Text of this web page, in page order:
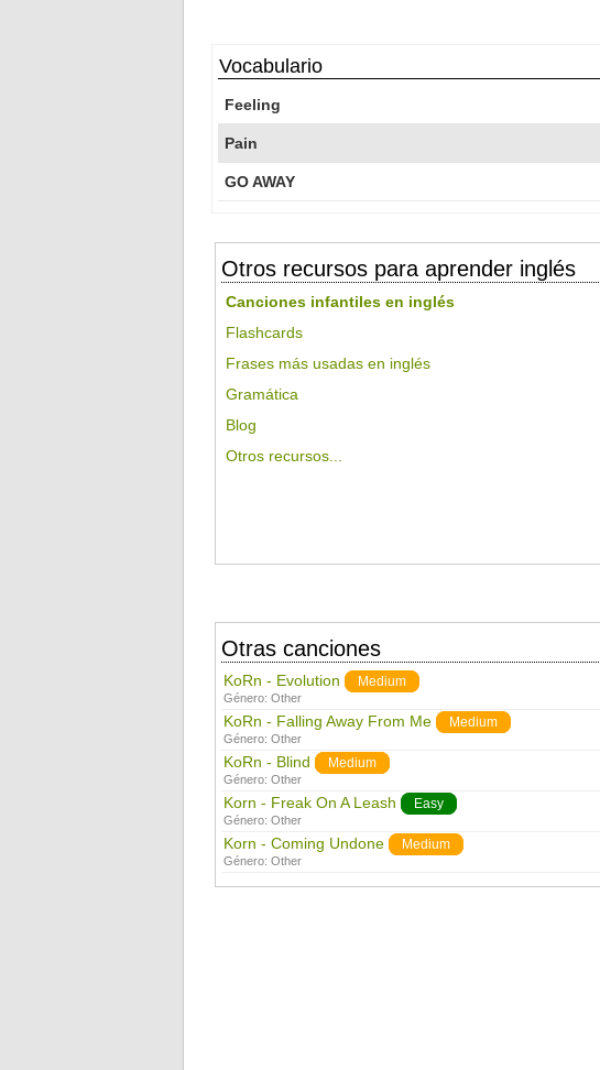
Vocabulario
Feeling
Pain
GO AWAY
Otros recursos para aprender inglés
Canciones infantiles en inglés
Flashcards
Frases más usadas en inglés
Gramática
Blog
Otros recursos...
Otras canciones
KoRn - Evolution Medium
Género: Other
KoRn - Falling Away From Me Medium
Género: Other
KoRn - Blind Medium
Género: Other
Korn - Freak On A Leash Easy
Género: Other
Korn - Coming Undone Medium
Género: Other